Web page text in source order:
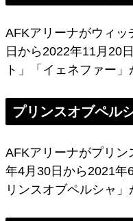
AFKアリーナがウィ
日から2022年11月20
ト」「イェネファー」
プリンスオブペル
AFKアリーナがプリ
年4月30日から2021年
リンスオブペルシャ」